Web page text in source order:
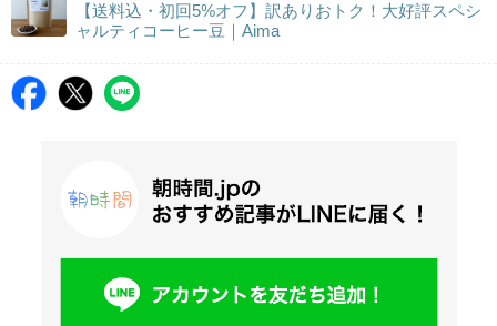
【送料込・初回5%オフ】訳ありおトク！大好評スペシ
ャルティコーヒー豆｜Aima